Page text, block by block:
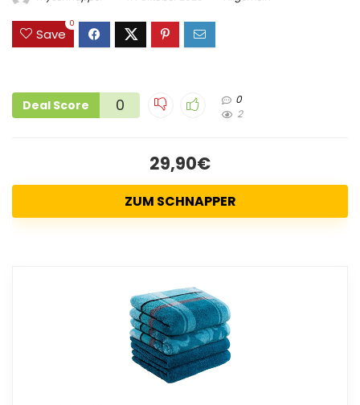
Save
0
Deal Score 0
0
2
29,90€
ZUM SCHNAPPER